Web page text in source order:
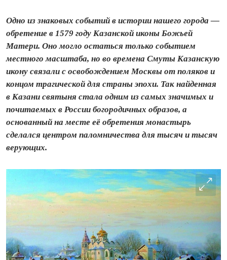
Одно из знаковых событий в истории нашего города —
обретение в 1579 году Казанской иконы Божьей
Матери. Оно могло остаться только событием
местного масштаба, но во времена Смуты Казанскую
икону связали с освобождением Москвы от поляков и
концом трагической для страны эпохи. Так найденная
в Казани святыня стала одним из самых значимых и
почитаемых в России богородичных образов, а
основанный на месте её обретения монастырь
сделался центром паломничества для тысяч и тысяч
верующих.